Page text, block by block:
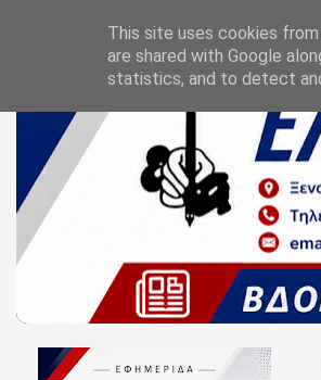
This site uses cookies
are shared with Google
statistics, and to detect